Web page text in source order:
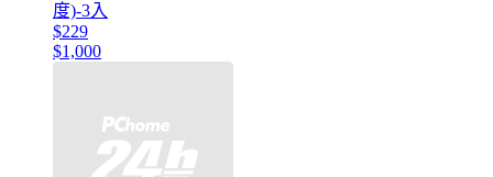
度)-3入
$229
$1,000